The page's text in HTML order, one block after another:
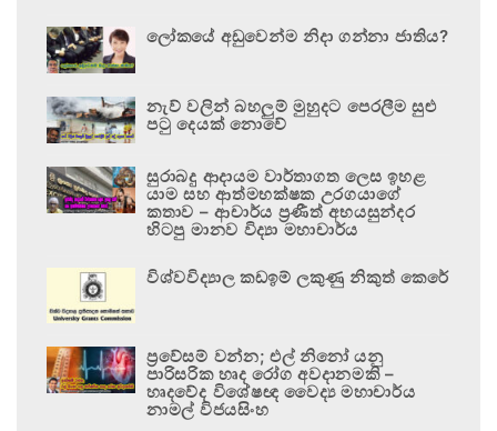
ලෝකයේ අඩුවෙන්ම නිදා ගන්නා ජාතිය?
නැව් වලින් බහලුම් මුහුදට පෙරලීම සුළු
පටු දෙයක් නොවේ
සුරාබදු ආදායම වාර්තාගත ලෙස ඉහළ
යාම සහ ආත්මභක්ෂක උරගයාගේ
කතාව – ආචාර්ය ප්‍රණීත් අභයසුන්දර
හිටපු මානව විද්‍යා මහාචාර්ය
විශ්වවිද්‍යාල කඩඉම් ලකුණු නිකුත් කෙරේ
ප්‍රවේසම් වන්න; එල් නිනෝ යනු
පාරිසරික හෘද රෝග අවදානමකි –
හෘදවේද විශේෂඥ වෛද්‍ය මහාචාර්ය
නාමල් විජයසිංහ